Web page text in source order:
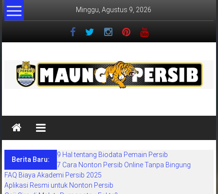
Lompat
ke
Minggu, Agustus 9, 2026
Maung
Persib
situs
berita
khusus
Berita Baru:
9 Hal tentang Biodata Pemain Persib
7 Cara Nonton Persib Online Tanpa Bingung
FAQ Biaya Akademi Persib 2025
Aplikasi Resmi untuk Nonton Persib